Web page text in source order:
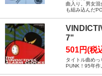
曲入り。男女混
も組み込んだ
7"
501円(税
タイトル曲め
PUNK！95年作